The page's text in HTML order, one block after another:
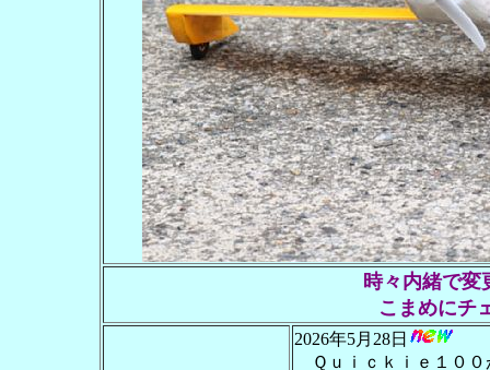
時々内緒で変
こまめにチ
2026年5月28日
Ｑｕｉｃｋｉｅ１００